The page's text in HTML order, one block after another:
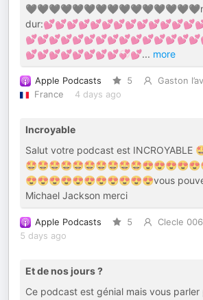
💕💕💕💕💕💕💕💕💞💕... more
Apple Podcasts 5
Gaston
France
4 days ago
Incroyable
Salut votre podcast est
😍😍😍😍😍😍😍😍😍😍😍vous
Michael Jackson merci
Apple Podcasts 5 Clecle 006
5 days ago
Et de nos jours ?
Ce podcast est génial mais vous